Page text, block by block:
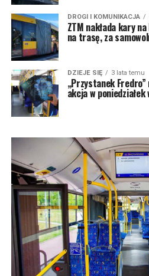
DROGI I KOMUNIKACJA
ZTM nakłada kary
na trasę, za
DZIEJE SIĘ 3 lata temu
„Przystanek
akcja w